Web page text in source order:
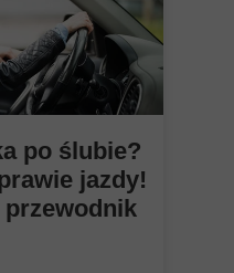
po ślubie?
jazdy!